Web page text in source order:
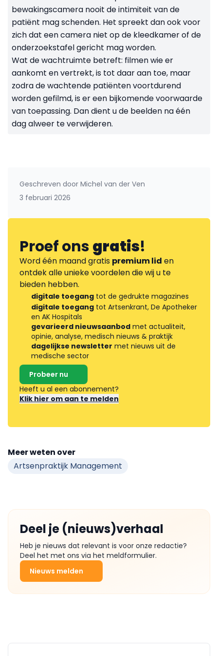
bewakingscamera nooit de intimiteit van de
patiënt mag schenden. Het spreekt dan ook voor
zich dat een camera niet op de kleedkamer of de
onderzoekstafel gericht mag worden.
Wat de wachtruimte betreft: filmen wie er
aankomt en vertrekt, is tot daar aan toe, maar
zodra de wachtende patiënten voortdurend
worden gefilmd, is er een bijkomende voorwaarde
van toepassing. Dan dient u de beelden na één
dag alweer te verwijderen.
Geschreven door Michel van der Ven
3 februari 2026
Proef onsgratis!
Word één maand gratis premium lid en
ontdek alle unieke voordelen die wij u te
bieden hebben.
digitale toegang tot de gedrukte magazines
digitale toegang tot Artsenkrant, De Apotheker
en AK Hospitals
gevarieerd nieuwsaanbod met actualiteit,
opinie, analyse, medisch nieuws & praktijk
dagelijkse newsletter met nieuws uit de
medische sector
Probeer nu
Heeft u al een abonnement?
Klik hier om aan te melden
Meer weten over
Artsenpraktijk Management
Deel je (nieuws)verhaal
Heb je nieuws dat relevant is voor onze redactie?
Deel het met ons via het meldformulier.
Nieuws melden